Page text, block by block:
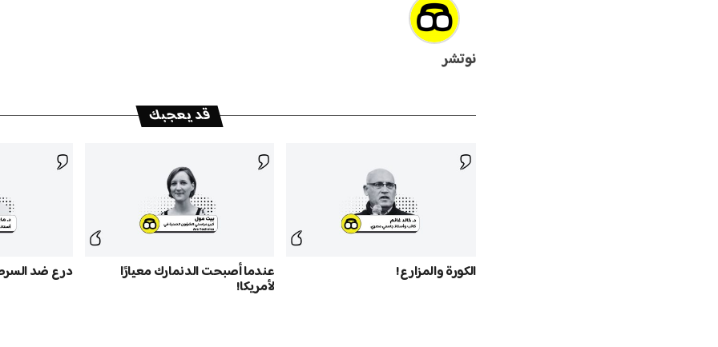
نوتشر
قد يعجبك
الكورة والمزارع! عندما أصبحت الدنمارك معيارًا
لأمريكا!
درع ضد